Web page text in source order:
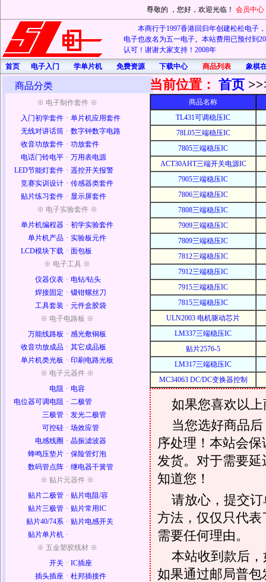
尊敬的 ，您好，欢迎光临！ 会员中心
本商行于1997香港回归年创建松松电子
电子也改名为五一电子。本站费用已预付到
认可！谢谢大家支持！2008年
首页
电子入门 学单片机 免费资源 下载中心 商品列表 象棋
商品分类
※ 电子制作套件 ※
入门初学套件 · 单片机应用套件
无线对讲话筒 · 数字钟数字电路
收音功放套件 · 功放套件
电话门铃电平 · 万用表电源
LED节能灯套件 · 遥控开关报警
竞赛实训设计 · 传感器类套件
贴片练习套件 · 显示屏套件
※ 电子实验套件 ※
单片机编程器 · 初学实验套件
单片机产品 · 实验板元件
LCD模块下载 · 面包板
※ 电子工具 ※
仪器仪表 · 电钻/钻头
焊接固定 · 镊钳螺丝刀
工具套装 · 元件盒胶袋
※ 电子电路板 ※
万能线路板 · 感光敷铜板
收音功放成品 · 其它成品板
单片机类光板 · 印刷电路光板
※ 电子元器件 ※
电阻 · 电容
电位器可调电阻 · 二极管
三极管 · 发光二极管
可控硅 · 场效应管
电感线圈 · 晶振滤波器
蜂鸣压垫片 · 保险管灯泡
数码管点阵 · 继电器干簧管
※ 贴片元器件 ※
贴片二极管 · 贴片电阻/容
贴片三极管 · 贴片常用IC
贴片40/74系 · 贴片电感开关
贴片单片机 ·
※ 五金塑胶线材 ※
开关 · IC插座
插头插座 · 杜邦插接件
当前位置： 首页
商品名称
TL431可调稳压IC
78L05三端稳压IC
7805三端稳压IC
ACT30AHT三端开关电源IC
7905三端稳压IC
7806三端稳压IC
7808三端稳压IC
7909三端稳压IC
7809三端稳压IC
7812三端稳压IC
7912三端稳压IC
7915三端稳压IC
7815三端稳压IC
ULN2003 电机驱动芯片
LM337三端稳压IC
贴片2576-5
LM317三端稳压IC
MC34063 DC/DC变换器控制
如果您喜欢以
当您选好商品
序处理！本站会
发货。对于需要
知道您！
请放心，提交
方法，仅仅只代
需要任何理由。
本站收到款后
如果通过邮局普包